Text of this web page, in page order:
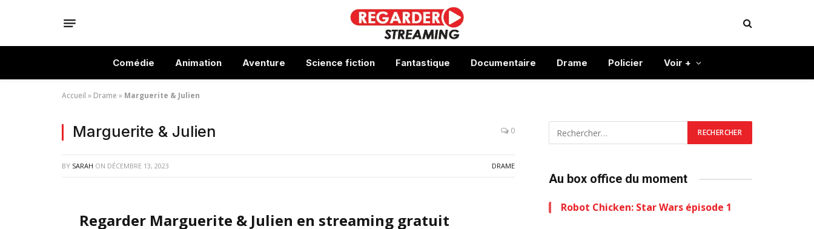
Comédie Animation Aventure Science fiction Fantastique Documentaire Drame Policier Voir +
Accueil » Drame » Marguerite & Julien
Marguerite & Julien 0
BY SARAH ON DÉCEMBRE 13, 2023 DRAME
Regarder Marguerite & Julien en streaming gratuit
Au box office du moment
Robot Chicken: Star Wars épisode 1